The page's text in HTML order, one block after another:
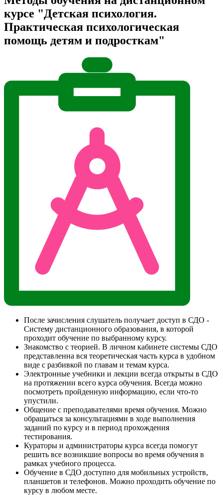
курсе "Детская психология.
Практическая психологическая
помощь детям и подросткам"
После зачисления слушатель получает доступ в СДО -
Систему дистанционного образования, в которой
проходит обучение по выбранному курсу.
Знакомство с теорией. В личном кабинете системы СДО
представленна вся теоретическая часть курса в удобном
виде с разбивкой по главам и темам курса.
Электронные учебники и лекции всегда открыты в СДО
на протяжении всего курса обучения. Всегда можно
посмотреть пройденную информацию, если что-то
упустили.
Общение с преподавателями время обучения. Можно
обращаться за консультациями в ходе выполнения
заданий по курсу и в период прохождения
тестирования.
Кураторы и администраторы курса всегда помогут
решить все возникшие вопросы во время обучения в
рамках учебного процесса.
Обучение в СДО доступно для мобильных устройств,
планшетов и телефонов. Можно проходить обучение по
курсу в любом месте.